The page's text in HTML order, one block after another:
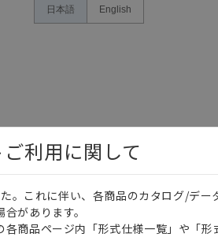
日本語 English
利用に関して
。これに伴い、各商品のカタログ/デー
があります。
商品ページ内「形式仕様一覧」や「形